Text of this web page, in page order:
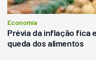
Economia
Prévia da inflação fica
queda dos alimentos